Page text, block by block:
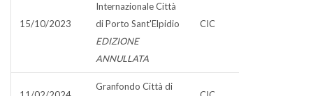
15/10/2023
Internazionale Città
di Porto Sant'Elpidio
EDIZIONE
ANNULLATA
CIC
Granfondo Città di